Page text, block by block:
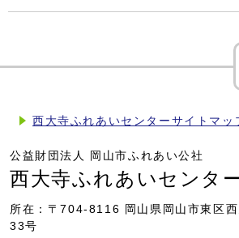
西大寺ふれあいセンターサイトマッ
公益財団法人 岡山市ふれあい公社
西大寺ふれあいセンタ
所在：〒704-8116 岡山県岡山市東区
33号